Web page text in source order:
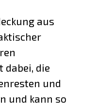
aus
dabei, die
und
und kann so